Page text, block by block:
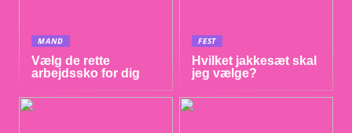
MAND
Vælg de rette
arbejdssko for dig
FEST
Hvilket jakkesæt skal
jeg vælge?